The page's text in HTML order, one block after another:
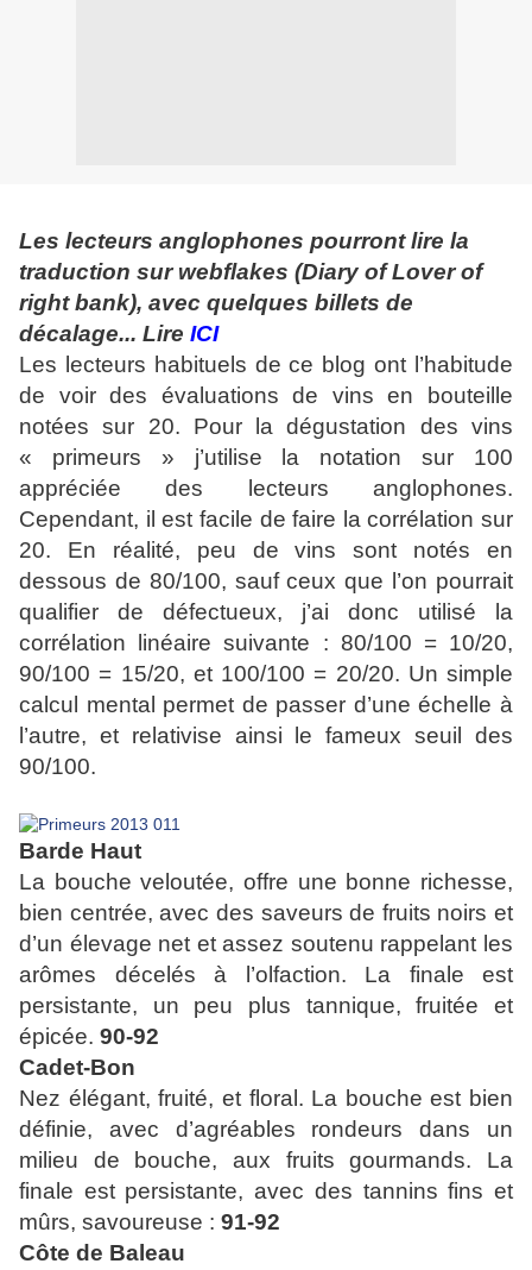
Les lecteurs anglophones pourront lire la
traduction sur webflakes (Diary of Lover of
right bank), avec quelques billets de
décalage... Lire ICI
Les lecteurs habituels de ce blog ont l’habitude
de voir des évaluations de vins en bouteille
notées sur 20. Pour la dégustation des vins
« primeurs » j’utilise la notation sur 100
appréciée des lecteurs anglophones.
Cependant, il est facile de faire la corrélation sur
20. En réalité, peu de vins sont notés en
dessous de 80/100, sauf ceux que l’on pourrait
qualifier de défectueux, j’ai donc utilisé la
corrélation linéaire suivante : 80/100 = 10/20,
90/100 = 15/20, et 100/100 = 20/20. Un simple
calcul mental permet de passer d’une échelle à
l’autre, et relativise ainsi le fameux seuil des
90/100.
Barde Haut
La bouche veloutée, offre une bonne richesse,
bien centrée, avec des saveurs de fruits noirs et
d’un élevage net et assez soutenu rappelant les
arômes décelés à l’olfaction. La finale est
persistante, un peu plus tannique, fruitée et
épicée. 90-92
Cadet-Bon
Nez élégant, fruité, et floral. La bouche est bien
définie, avec d’agréables rondeurs dans un
milieu de bouche, aux fruits gourmands. La
finale est persistante, avec des tannins fins et
mûrs, savoureuse : 91-92
Côte de Baleau